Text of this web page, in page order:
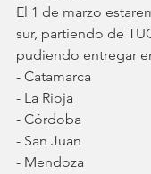
El 1 de marzo
sur, partiendo de
pudiendo entregar
- Catamarca
- La Rioja
- Córdoba
- San Juan
- Mendoza